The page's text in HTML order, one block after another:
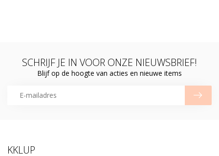
SCHRIJF JE IN VOOR ONZE NIEUWSBRIEF!
Blijf op de hoogte van acties en nieuwe items
KKLUP